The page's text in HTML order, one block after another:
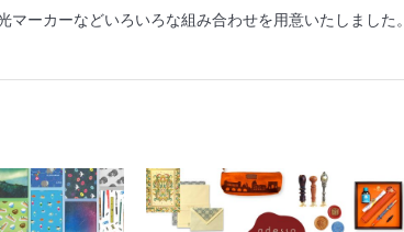
マーカーなどいろいろな組み合わせを用意いたしました。